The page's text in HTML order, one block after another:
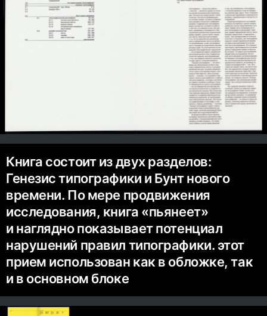
Книга состоит из двух разделов:
Генезис типографики и Бунт нового
времени. По мере продвижения
исследования, книга «пьянеет»
и наглядно показывает потенциал
нарушений правил типографики. этот
прием использован как в обложке, так
и в основном блоке